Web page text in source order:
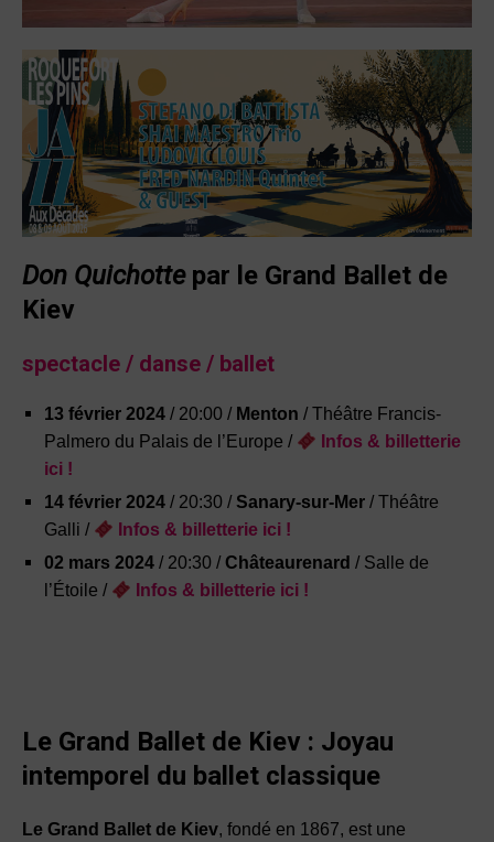
Don Quichottepar le Grand Ballet de
Kiev
spectacle / danse / ballet
13 février 2024 / 20:00 / Menton / Théâtre Francis-
Palmero du Palais de l’Europe /
Infos & billetterie
ici !
14 février 2024 / 20:30 / Sanary-sur-Mer / Théâtre
Galli /
Infos & billetterie ici !
02 mars 2024 / 20:30 /Châteaurenard / Salle de
l’Étoile /
Infos & billetterie ici !
Le Grand Ballet de Kiev : Joyau
intemporel du ballet classique
Le Grand Ballet de Kiev, fondé en 1867, est une